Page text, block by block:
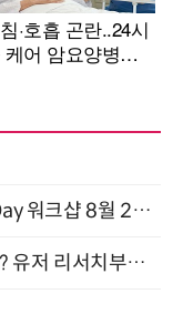
양자컴퓨팅 비즈니스·기술 입문 1-Day 워크샵 8월 28일 개최
그럴듯하지만 AI가 만든 티가 난다면? 유저 리서치부터 배포까지! (9/15)